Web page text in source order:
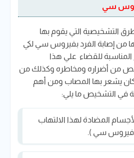
سي
التشخيصية التي يقوم بها
من إصابة الفرد بفيروس سي لكي
للقضاء علي هذا
من أضراره ومخاطره وكذلك من
كان يشعر بها المصاب ومن أهم
في التشخيص ما يلي:
المضادة لهذا الالتهاب
( فيروس سي ).